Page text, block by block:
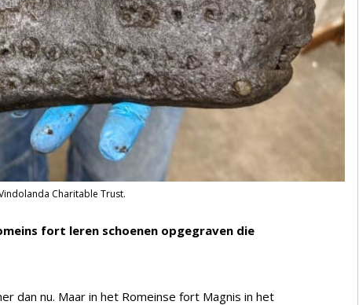
Charitable Trust.
fort leren schoenen opgegraven die
dan nu. Maar in het Romeinse fort Magnis in het